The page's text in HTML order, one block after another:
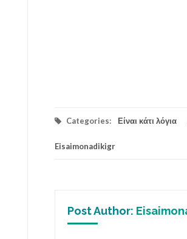
Categories: Είναι κάτι λόγια
Eisaimonadikigr
Post Author: